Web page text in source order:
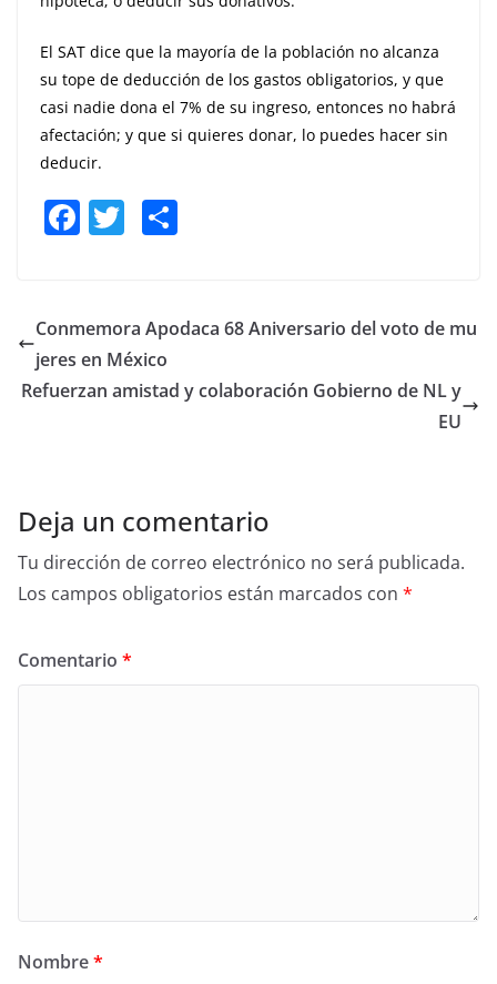
El SAT dice que la mayoría de la población no alcanza
su tope de deducción de los gastos obligatorios, y que
casi nadie dona el 7% de su ingreso, entonces no habrá
afectación; y que si quieres donar, lo puedes hacer sin
deducir.
F
e
b
o
T
er e
Conmemora Apodaca 68 Aniversario del voto de mu
jeres en México
Refuerzan amistad y colaboración Gobierno de NL y
EU
Deja un comentario
Tu dirección de correo electrónico no será publicada.
Los campos obligatorios están marcados con *
Comentario *
Nombre*